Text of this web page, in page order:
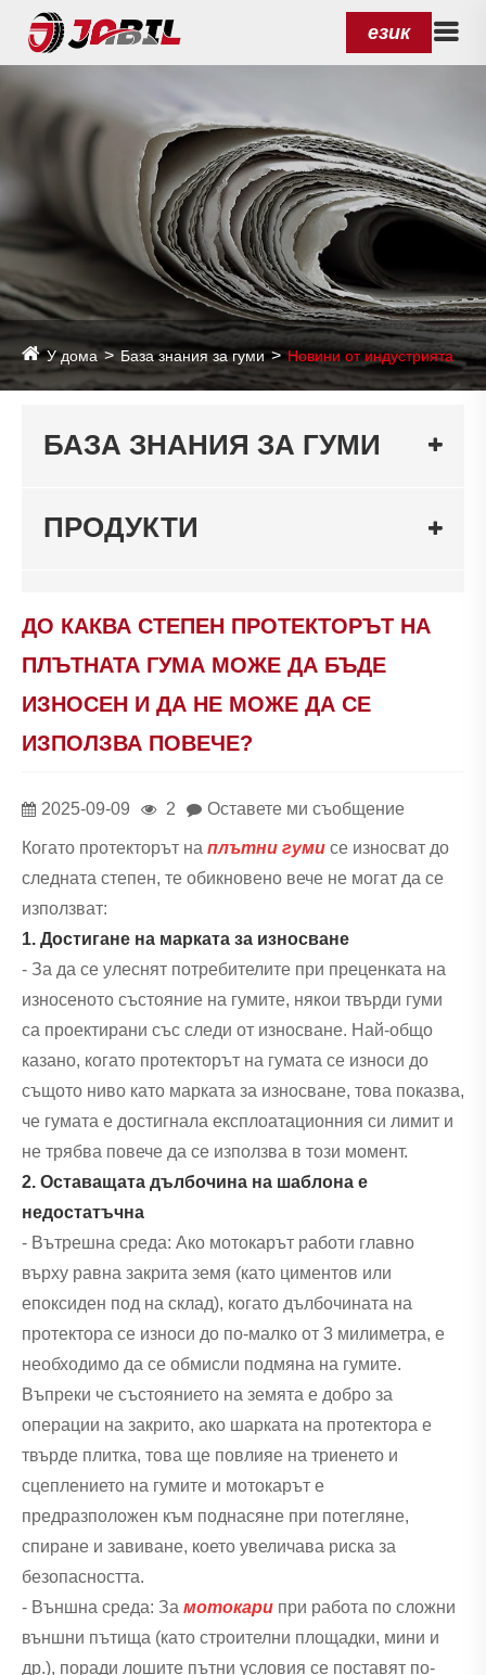
език
У дома База знания за гуми Новини от индустрията
БАЗА ЗНАНИЯ ЗА ГУМИ
ПРОДУКТИ
ДО КАКВА СТЕПЕН ПРОТЕКТОРЪТ НА
ПЛЪТНАТА ГУМА МОЖЕ ДА БЪДЕ
ИЗНОСЕН И ДА НЕ МОЖЕ ДА СЕ
ИЗПОЛЗВА ПОВЕЧЕ?
2025-09-09 2 Оставете ми съобщение
Когато протекторът на плътни гуми се износват до
следната степен, те обикновено вече не могат да се
използват:
1. Достигане на марката за износване
- За да се улеснят потребителите при преценката на
износеното състояние на гумите, някои твърди гуми
са проектирани със следи от износване. Най-общо
казано, когато протекторът на гумата се износи до
същото ниво като марката за износване, това показва,
че гумата е достигнала експлоатационния си лимит и
не трябва повече да се използва в този момент.
2. Оставащата дълбочина на шаблона е
недостатъчна
- Вътрешна среда: Ако мотокарът работи главно
върху равна закрита земя (като циментов или
епоксиден под на склад), когато дълбочината на
протектора се износи до по-малко от 3 милиметра, е
необходимо да се обмисли подмяна на гумите.
Въпреки че състоянието на земята е добро за
операции на закрито, ако шарката на протектора е
твърде плитка, това ще повлияе на триенето и
сцеплението на гумите и мотокарът е
предразположен към поднасяне при потегляне,
спиране и завиване, което увеличава риска за
безопасността.
- Външна среда: За мотокари при работа по сложни
външни пътища (като строителни площадки, мини и
др.), поради лошите пътни условия се поставят по-